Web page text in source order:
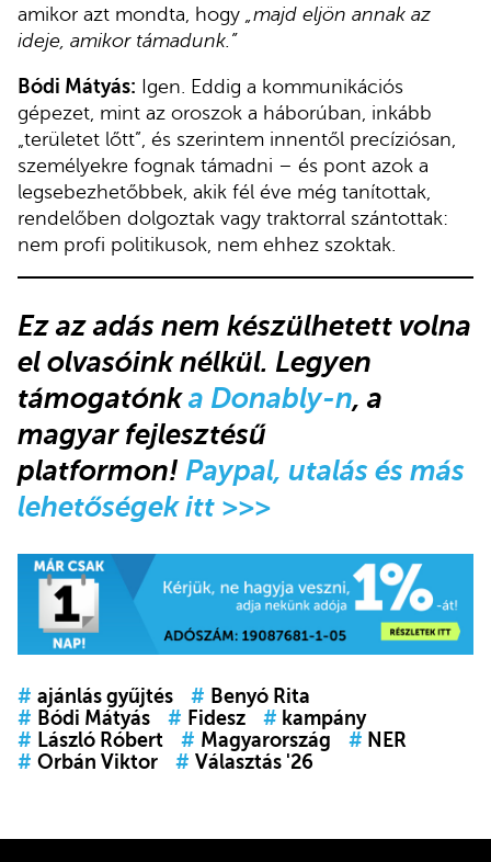
amikor azt mondta, hogy „majd eljön annak az
ideje, amikor támadunk.”
Bódi Mátyás: Igen. Eddig a kommunikációs
gépezet, mint az oroszok a háborúban, inkább
„területet lőtt”, és szerintem innentől precíziósan,
személyekre fognak támadni – és pont azok a
legsebezhetőbbek, akik fél éve még tanítottak,
rendelőben dolgoztak vagy traktorral szántottak:
nem profi politikusok, nem ehhez szoktak.
Ez az adás nem készülhetett volna
el olvasóink nélkül. Legyen
támogatónka Donably-n, a
magyar fejlesztésű
platformon! Paypal, utalás és más
lehetőségek itt >>>
# ajánlás gyűjtés # Benyó Rita
# Bódi Mátyás # Fidesz # kampány
# László Róbert # Magyarország # NER
# Orbán Viktor # Választás '26